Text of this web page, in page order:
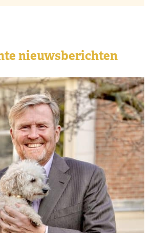
nieuwsberichten